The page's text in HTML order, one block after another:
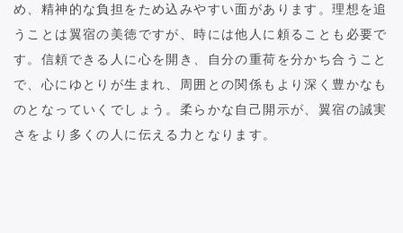
め、精神的な負担をため込みやすい面があります。理想を追
うことは翼宿の美徳ですが、時には他人に頼ることも必要で
す。信頼できる人に心を開き、自分の重荷を分かち合うこと
で、心にゆとりが生まれ、周囲との関係もより深く豊かなも
のとなっていくでしょう。柔らかな自己開示が、翼宿の誠実
さをより多くの人に伝える力となります。